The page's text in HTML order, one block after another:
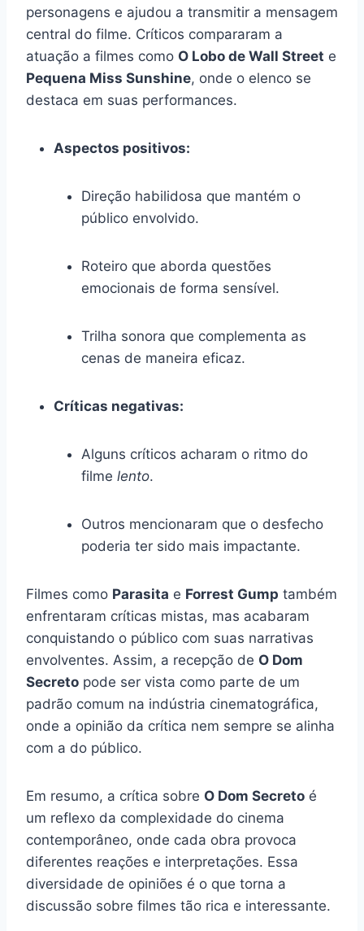
personagens e ajudou a transmitir a mensagem
central do filme. Críticos compararam a
atuação a filmes como O Lobo de Wall Street e
Pequena Miss Sunshine, onde o elenco se
destaca em suas performances.
Aspectos positivos:
Direção habilidosa que mantém o
público envolvido.
Roteiro que aborda questões
emocionais de forma sensível.
Trilha sonora que complementa as
cenas de maneira eficaz.
Críticas negativas:
Alguns críticos acharam o ritmo do
filme lento.
Outros mencionaram que o desfecho
poderia ter sido mais impactante.
Filmes como Parasita e Forrest Gump também
enfrentaram críticas mistas, mas acabaram
conquistando o público com suas narrativas
envolventes. Assim, a recepção de O Dom
Secreto pode ser vista como parte de um
padrão comum na indústria cinematográfica,
onde a opinião da crítica nem sempre se alinha
com a do público.
Em resumo, a crítica sobre O Dom Secreto é
um reflexo da complexidade do cinema
contemporâneo, onde cada obra provoca
diferentes reações e interpretações. Essa
diversidade de opiniões é o que torna a
discussão sobre filmes tão rica e interessante.